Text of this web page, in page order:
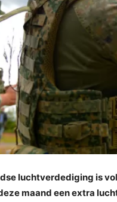
luchtverdediging is
maand een extra